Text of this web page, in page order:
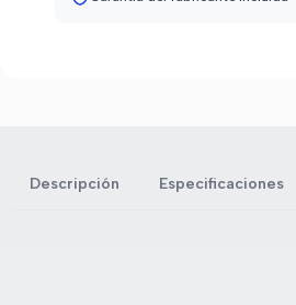
Descripción Especificaciones